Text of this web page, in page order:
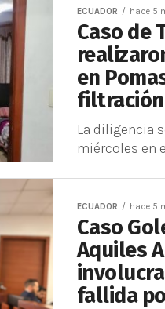
ECUADOR hace 5
Caso de
en
La diligencia
miércoles en
ECUADOR hace 5
Caso
Aquiles
fallida